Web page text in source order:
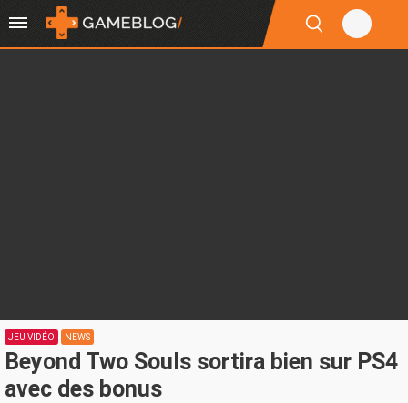
JEU VIDÉO NEWS
Beyond Two Souls sortira bien sur PS4
avec des bonus